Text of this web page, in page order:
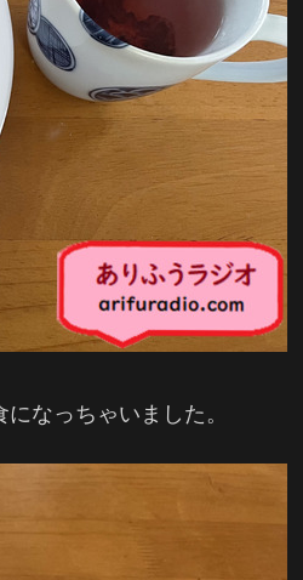
なっちゃいました。